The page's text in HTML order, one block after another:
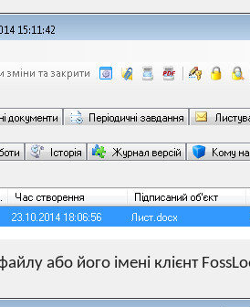
або його імені клієнт